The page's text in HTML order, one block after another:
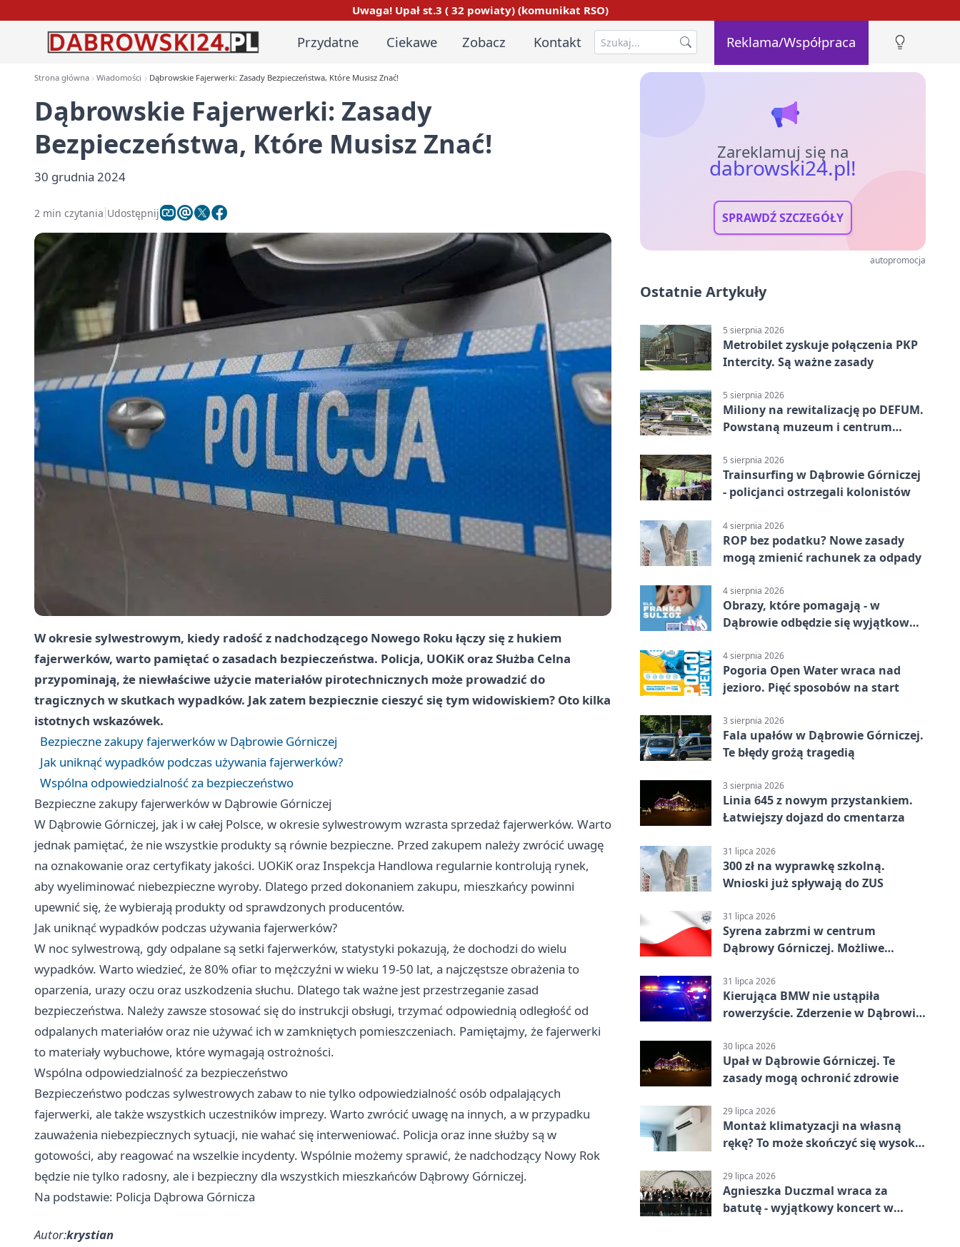
Uwaga! Upał st.3 ( 32 powiaty) (komunikat RSO)
Przydatne Ciekawe Zobacz Kontakt Reklama/Współpraca
Strona główna Wiadomości Dąbrowskie Fajerwerki: Zasady Bezpieczeństwa, Które Musisz Znać!
Dąbrowskie Fajerwerki: Zasady
Bezpieczeństwa, Które Musisz Znać!
30 grudnia 2024
2 min czytania Udostępnij
W okresie sylwestrowym, kiedy radość z nadchodzącego Nowego Roku łączy się z hukiem
fajerwerków, warto pamiętać o zasadach bezpieczeństwa. Policja, UOKiK oraz Służba Celna
przypominają, że niewłaściwe użycie materiałów pirotechnicznych może prowadzić do
tragicznych w skutkach wypadków. Jak zatem bezpiecznie cieszyć się tym widowiskiem? Oto kilka
istotnych wskazówek.
Bezpieczne zakupy fajerwerków w Dąbrowie Górniczej
Jak uniknąć wypadków podczas używania fajerwerków?
Wspólna odpowiedzialność za bezpieczeństwo
Bezpieczne zakupy fajerwerków w Dąbrowie Górniczej
W Dąbrowie Górniczej, jak i w całej Polsce, w okresie sylwestrowym wzrasta sprzedaż fajerwerków. Warto
jednak pamiętać, że nie wszystkie produkty są równie bezpieczne. Przed zakupem należy zwrócić uwagę
na oznakowanie oraz certyfikaty jakości. UOKiK oraz Inspekcja Handlowa regularnie kontrolują rynek,
aby wyeliminować niebezpieczne wyroby. Dlatego przed dokonaniem zakupu, mieszkańcy powinni
upewnić się, że wybierają produkty od sprawdzonych producentów.
Jak uniknąć wypadków podczas używania fajerwerków?
W noc sylwestrową, gdy odpalane są setki fajerwerków, statystyki pokazują, że dochodzi do wielu
wypadków. Warto wiedzieć, że 80% ofiar to mężczyźni w wieku 19-50 lat, a najczęstsze obrażenia to
oparzenia, urazy oczu oraz uszkodzenia słuchu. Dlatego tak ważne jest przestrzeganie zasad
bezpieczeństwa. Należy zawsze stosować się do instrukcji obsługi, trzymać odpowiednią odległość od
odpalanych materiałów oraz nie używać ich w zamkniętych pomieszczeniach. Pamiętajmy, że fajerwerki
to materiały wybuchowe, które wymagają ostrożności.
Wspólna odpowiedzialność za bezpieczeństwo
Bezpieczeństwo podczas sylwestrowych zabaw to nie tylko odpowiedzialność osób odpalających
fajerwerki, ale także wszystkich uczestników imprezy. Warto zwrócić uwagę na innych, a w przypadku
zauważenia niebezpiecznych sytuacji, nie wahać się interweniować. Policja oraz inne służby są w
gotowości, aby reagować na wszelkie incydenty. Wspólnie możemy sprawić, że nadchodzący Nowy Rok
będzie nie tylko radosny, ale i bezpieczny dla wszystkich mieszkańców Dąbrowy Górniczej.
Na podstawie: Policja Dąbrowa Górnicza
Autor:krystian
Zareklamuj się na
dabrowski24.pl!
SPRAWDŹ SZCZEGÓŁY
autopromocja
Ostatnie Artykuły
5 sierpnia 2026
Metrobilet zyskuje połączenia PKP
Intercity. Są ważne zasady
5 sierpnia 2026
Miliony na rewitalizację po DEFUM.
Powstaną muzeum i centrum
5 sierpnia 2026
Trainsurfing w Dąbrowie Górniczej
- policjanci ostrzegali kolonistów
4 sierpnia 2026
ROP bez podatku? Nowe zasady
mogą zmienić rachunek za odpady
4 sierpnia 2026
Obrazy, które pomagają - w
Dąbrowie odbędzie się wyjątkowa
4 sierpnia 2026
Pogoria Open Water wraca nad
jezioro. Pięć sposobów na start
3 sierpnia 2026
Fala upałów w Dąbrowie Górniczej.
Te błędy grożą tragedią
3 sierpnia 2026
Linia 645 z nowym przystankiem.
Łatwiejszy dojazd do cmentarza
31 lipca 2026
300 zł na wyprawkę szkolną.
Wnioski już spływają do ZUS
31 lipca 2026
Syrena zabrzmi w centrum
Dąbrowy Górniczej. Możliwe
31 lipca 2026
Kierująca BMW nie ustąpiła
rowerzyście. Zderzenie w Dąbrowie
30 lipca 2026
Upał w Dąbrowie Górniczej. Te
zasady mogą ochronić zdrowie
29 lipca 2026
Montaż klimatyzacji na własną
rękę? To może skończyć się wysoką
29 lipca 2026
Agnieszka Duczmal wraca za
batutę - wyjątkowy koncert w